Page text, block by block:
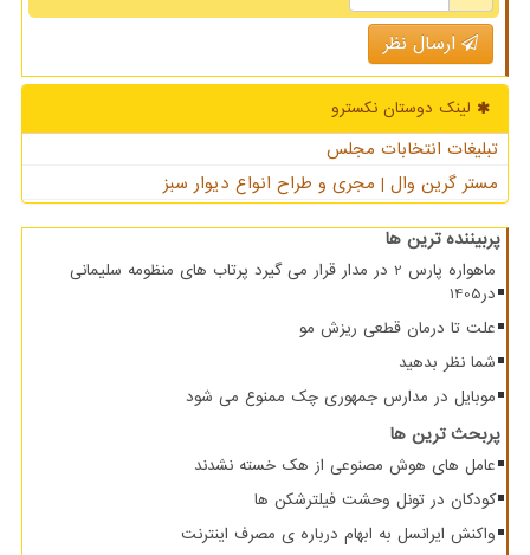
ارسال نظر
لینک دوستان نكسترو
تبلیغات انتخابات مجلس
مستر گرین وال | مجری و طراح انواع دیوار سبز
پربیننده ترین ها
ماهواره پارس 2 در مدار قرار می گیرد پرتاب های منظومه سلیمانی
در1405
علت تا درمان قطعی ریزش مو
شما نظر بدهید
موبایل در مدارس جمهوری چک ممنوع می شود
پربحث ترین ها
عامل های هوش مصنوعی از هک خسته نشدند
کودکان در تونل وحشت فیلترشکن ها
واکنش ایرانسل به ابهام درباره ی مصرف اینترنت